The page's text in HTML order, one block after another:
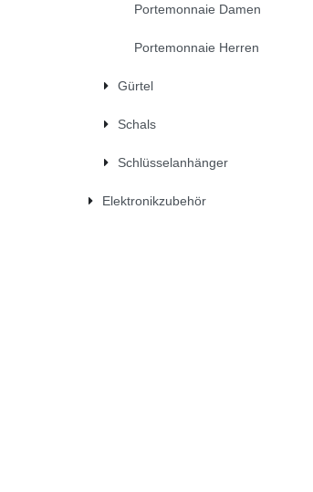
Portemonnaie Damen
Portemonnaie Herren
Gürtel
Schals
Schlüsselanhänger
Elektronikzubehör